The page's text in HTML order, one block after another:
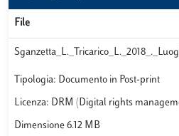
File
Tipologia: Documento in Post-print
Licenza: DRM (Digital rights
Dimensione 6.12 MB